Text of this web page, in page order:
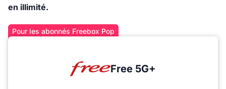
en illimité.
Pour les abonnés Freebox Pop
Free 5G+